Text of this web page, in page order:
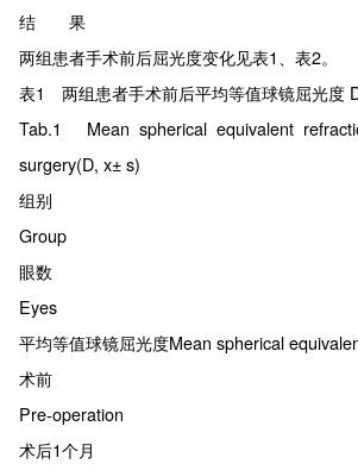
结 果
两组患者手术前后屈光度变化见表1、表2。
表1 两组患者手术前后平均等值球镜屈光度
Tab.1 Mean spherical equivalent
surgery(D, x± s)
组别
Group
眼数
Eyes
平均等值球镜屈光度Mean spherical
术前
Pre-operation
术后1个月